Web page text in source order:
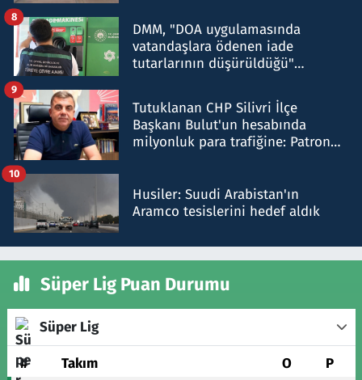
DMM, "DOA uygulamasında
vatandaşlara ödenen iade
tutarlarının düşürüldüğü"
8
Tutuklanan CHP Silivri İlçe
Başkanı Bulut'un hesabında
milyonluk para trafiğine: Patron
9
Husiler: Suudi Arabistan'ın
Aramco tesislerini hedef aldık
10
Süper Lig Puan Durumu
Süper Lig
# Takım O P